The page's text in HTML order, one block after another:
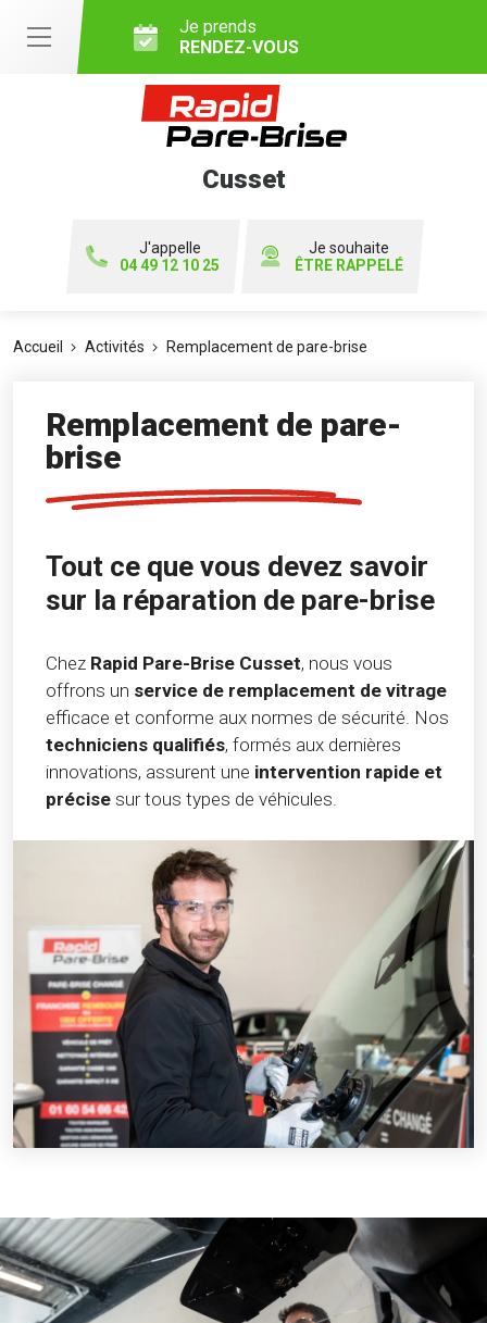
Je prends
RENDEZ-VOUS
Cusset
J'appelle
04 49 12 10 25
Je souhaite
ÊTRE RAPPELÉ
Accueil Activités Remplacement de pare-brise
Remplacement de pare-
brise
Tout ce que vous devez savoir
sur la réparation de pare-brise
Chez Rapid Pare-Brise Cusset, nous vous
offrons un service de remplacement de vitrage
efficace et conforme aux normes de sécurité. Nos
techniciens qualifiés, formés aux dernières
innovations, assurent une intervention rapide et
précise sur tous types de véhicules.